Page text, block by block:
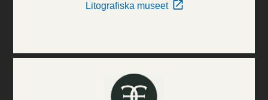
Litografiska museet